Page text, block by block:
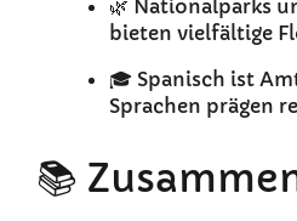
🌿 Nationalparks
bieten vielfältige
🎓 Spanisch ist
Sprachen prägen
📚